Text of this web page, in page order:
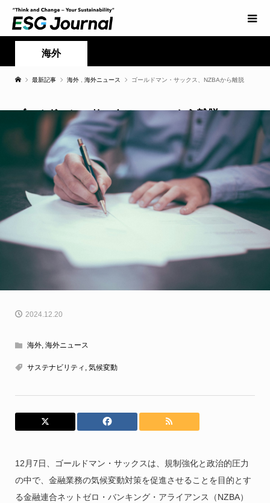
海外
最新記事 海外 海外ニュース ゴールドマン・サックス、NZBAから離脱
ゴールドマン・サックス、NZBAから離脱
2024.12.20
海外, 海外ニュース
サステナビリティ , 気候変動
12月7日、ゴールドマン・サックスは、規制強化と政治的圧力
の中で、金融業務の気候変動対策を促進させることを目的とす
る金融連合ネットゼロ・バンキング・アライアンス（NZBA）